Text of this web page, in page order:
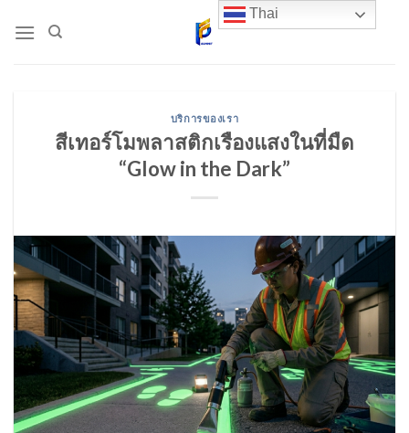
บริการของเรา
สีเทอร์โมพลาสติกเรืองแสงในที่มืด
“Glow in the Dark”
Thai